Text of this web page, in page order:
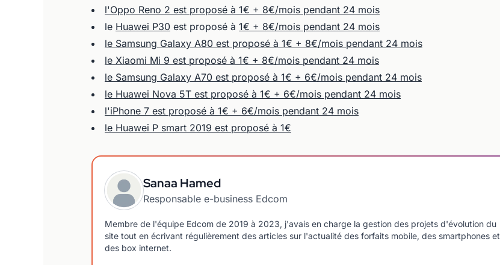
l'Oppo Reno 2 est proposé à 1€ + 8€/mois pendant 24 mois
le Huawei P30 est proposé à 1€ + 8€/mois pendant 24 mois
le Samsung Galaxy A80 est proposé à 1€ + 8€/mois pendant 24 mois
le Xiaomi Mi 9 est proposé à 1€ + 8€/mois pendant 24 mois
le Samsung Galaxy A70 est proposé à 1€ + 6€/mois pendant 24 mois
le Huawei Nova 5T est proposé à 1€ + 6€/mois pendant 24 mois
l'iPhone 7 est proposé à 1€ + 6€/mois pendant 24 mois
le Huawei P smart 2019 est proposé à 1€
Sanaa Hamed
Responsable e-business Edcom
Membre de l'équipe Edcom de 2019 à 2023, j'avais en charge la gestion des projets d'évolution du
site tout en écrivant régulièrement des articles sur l'actualité des forfaits mobile, des smartphones et
des box internet.